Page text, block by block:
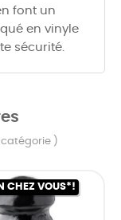
font un
en vinyle
sécurité.
)
CHEZ VOUS*!